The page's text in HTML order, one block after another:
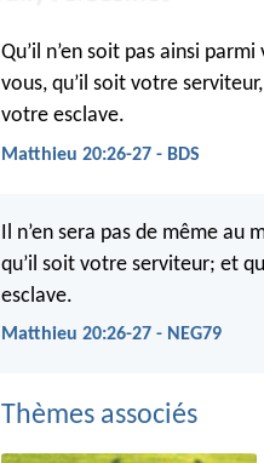
Qu’il n’en soit pas ainsi
vous, qu’il soit votre
votre esclave.
Matthieu 20:26-27 - BDS
Il n’en sera pas de même
qu’il soit votre serviteur; et
esclave.
Matthieu 20:26-27 - NEG79
Thèmes associés